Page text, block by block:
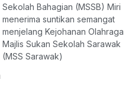
Sekolah Bahagian (MSSB) Miri
menerima suntikan semangat
menjelang Kejohanan Olahraga
Majlis Sukan Sekolah Sarawak
(MSS Sarawak)